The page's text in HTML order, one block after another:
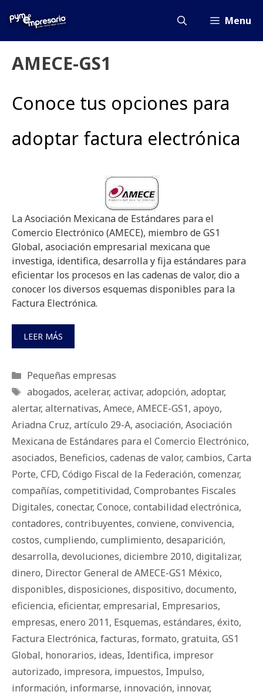
Menu
AMECE-GS1
Conoce tus opciones para
adoptar factura electrónica
La Asociación Mexicana de Estándares para el
Comercio Electrónico (AMECE), miembro de GS1
Global, asociación empresarial mexicana que
investiga, identifica, desarrolla y fija estándares para
eficientar los procesos en las cadenas de valor, dio a
conocer los diversos esquemas disponibles para la
Factura Electrónica.
LEER MÁS
Categorías
Pequeñas empresas
Etiquetas
abogados, acelerar, activar, adopción, adoptar,
alertar, alternativas, Amece, AMECE-GS1, apoyo,
Ariadna Cruz, artículo 29-A, asociación, Asociación
Mexicana de Estándares para el Comercio Electrónico,
asociados, Beneficios, cadenas de valor, cambios, Carta
Porte, CFD, Código Fiscal de la Federación, comenzar,
compañías, competitividad, Comprobantes Fiscales
Digitales, conectar, Conoce, contabilidad electrónica,
contadores, contribuyentes, conviene, convivencia,
costos, cumpliendo, cumplimiento, desaparición,
desarrolla, devoluciones, diciembre 2010, digitalizar,
dinero, Director General de AMECE-GS1 México,
disponibles, disposiciones, dispositivo, documento,
eficiencia, eficientar, empresarial, Empresarios,
empresas, enero 2011, Esquemas, estándares, éxito,
Factura Electrónica, facturas, formato, gratuita, GS1
Global, honorarios, ideas, Identifica, impresor
autorizado, impresora, impuestos, Impulso,
información, informarse, innovación, innovar,